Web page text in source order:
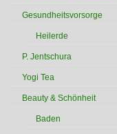
Gesundheitsvorsorge
Heilerde
P. Jentschura
Yogi Tea
Beauty & Schönheit
Baden